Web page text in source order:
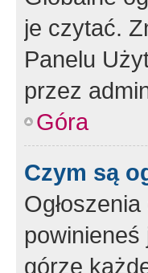
je czytać.
Panelu
przez
Góra
Czym są
górze